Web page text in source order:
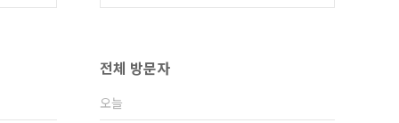
전체 방문자
오늘